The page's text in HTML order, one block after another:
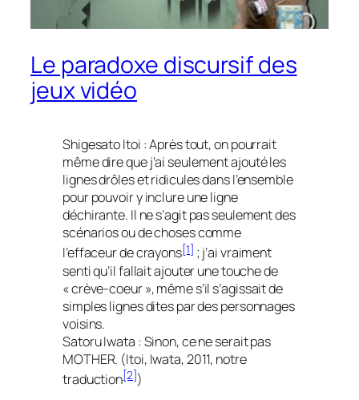
Le paradoxe discursif des
jeux vidéo
Shigesato Itoi : Après tout, on pourrait
même dire que j’ai seulement ajouté les
lignes drôles et ridicules dans l’ensemble
pour pouvoir y inclure une ligne
déchirante. Il ne s’agit pas seulement des
scénarios ou de choses comme
l’effaceur de crayons[1] ; j’ai vraiment
senti qu’il fallait ajouter une touche de
« crève-coeur », même s’il s’agissait de
simples lignes dites par des personnages
voisins.
Satoru Iwata : Sinon, ce ne serait pas
MOTHER. (Itoi, Iwata, 2011, notre
traduction[2])